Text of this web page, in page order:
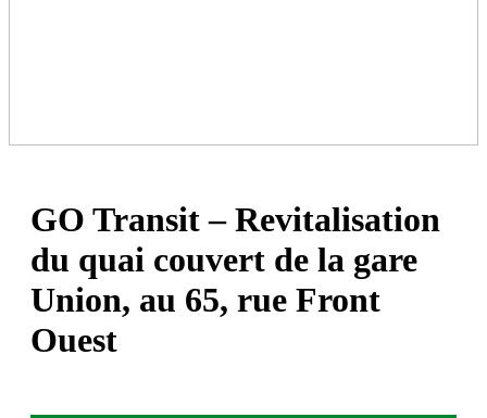
GO Transit – Revitalisation
du quai couvert de la gare
Union, au 65, rue Front
Ouest